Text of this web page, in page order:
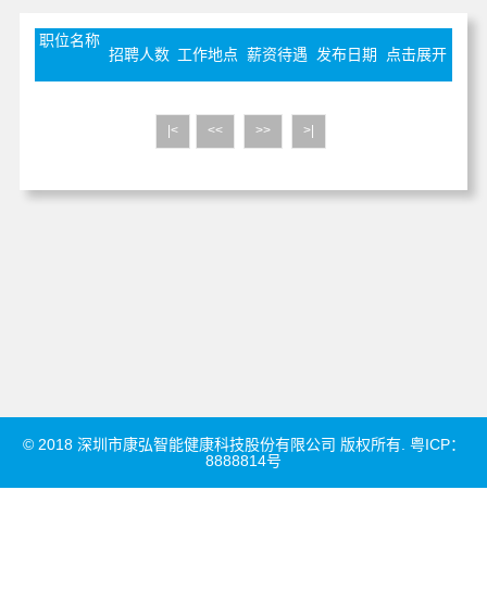
职位名称
招聘人数 工作地点 薪资待遇 发布日期 点击展开
|< << >> >|
© 2018 深圳市康弘智能健康科技股份有限公司 版权所有. 粤ICP：
8888814号